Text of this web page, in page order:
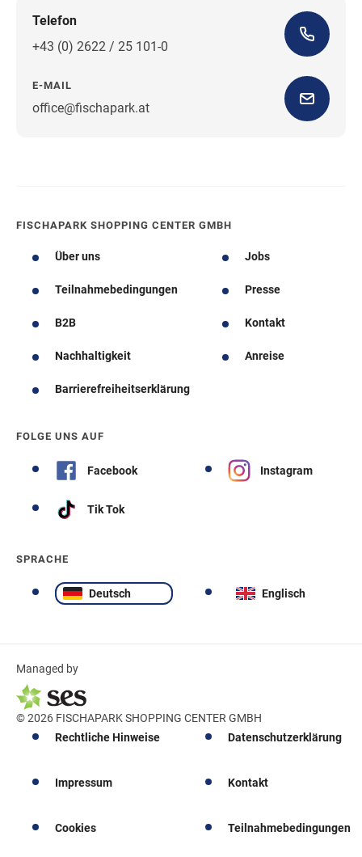
Telefon
+43 (0) 2622 / 25 101-0
E-MAIL
office@fischapark.atWegbeschreibung
FISCHAPARK SHOPPING CENTER GMBH
Über uns Jobs
Teilnahmebedingungen Presse
B2B Kontakt
Nachhaltigkeit Anreise
Barrierefreiheitserklärung
FOLGE UNS AUF
Facebook Instagram
Tik Tok
SPRACHE
Deutsch Englisch
Managed by
© 2026 FISCHAPARK SHOPPING CENTER GMBH
Rechtliche Hinweise
Datenschutzerklärung
Impressum Kontakt
Cookies Teilnahmebedingungen